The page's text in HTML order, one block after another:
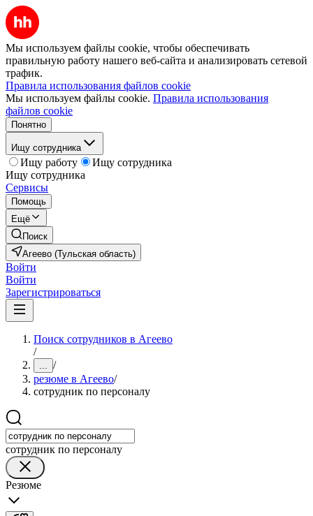
Мы используем файлы cookie, чтобы обеспечивать
правильную работу нашего веб-сайта и анализировать сетевой
трафик.
Правила использования файлов cookie
Мы используем файлы cookie. Правила использования
файлов cookie
Понятно
Ищу сотрудника
Ищу работу
Ищу сотрудника
Ищу сотрудника
Сервисы
Помощь
Ещё
Поиск
Агеево (Тульская область)
Войти
Войти
Зарегистрироваться
Поиск сотрудников в Агеево
/
... /
резюме в Агеево/
сотрудник по персоналу
сотрудник по персоналу
Резюме